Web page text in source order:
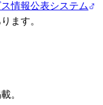
情報公表システム
ます。
。